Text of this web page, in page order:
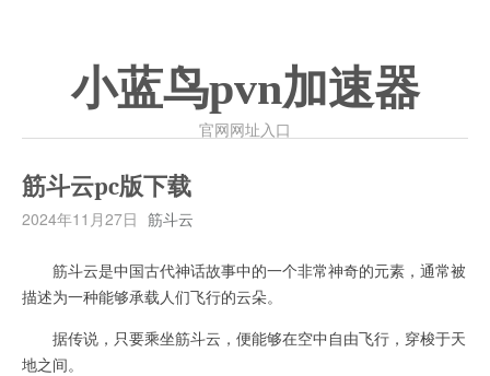
小蓝鸟pvn加速器
官网网址入口
筋斗云pc版下载
2024年11月27日 筋斗云
筋斗云是中国古代神话故事中的一个非常神奇的元素，通常被
描述为一种能够承载人们飞行的云朵。
据传说，只要乘坐筋斗云，便能够在空中自由飞行，穿梭于天
地之间。